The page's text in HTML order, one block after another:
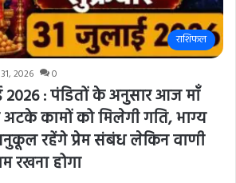
राशिफल
2026 0
2026 : पंडितों के अनुसार आज माँ
कामों को मिलेगी गति, भाग्य
रहेंगे प्रेम संबंध लेकिन वाणी
रखना होगा